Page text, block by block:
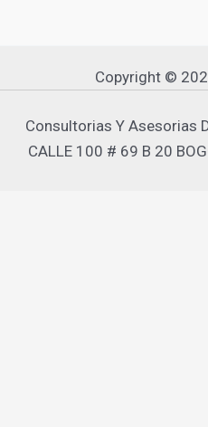
Copyright ©
Consultorias Y Asesorias
CALLE 100 # 69 B 20